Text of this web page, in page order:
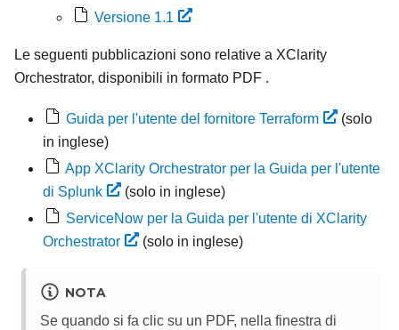
Versione 1.1
Le seguenti pubblicazioni sono relative a XClarity
Orchestrator, disponibili in formato PDF .
Guida per l'utente del fornitore Terraform
(solo
in inglese)
App XClarity Orchestrator per la Guida per l'utente
di Splunk
(solo in inglese)
ServiceNow per la Guida per l'utente di XClarity
Orchestrator
(solo in inglese)
NOTA
Se quando si fa clic su un PDF, nella finestra di